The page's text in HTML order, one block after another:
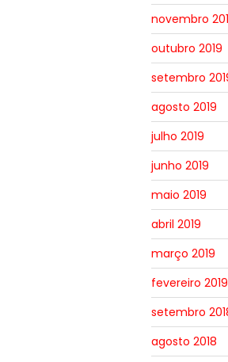
novembro
outubro 2019
setembro
agosto 2019
julho 2019
junho 2019
maio 2019
abril 2019
março 2019
fevereiro 2019
setembro
agosto 2018